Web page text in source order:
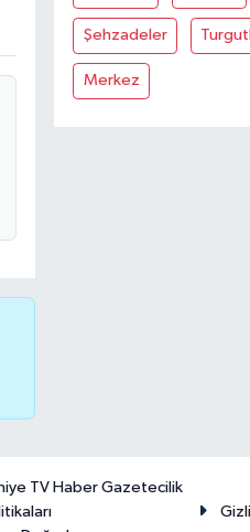
Şehzadeler
Merkez
TV Haber Gazetecilik